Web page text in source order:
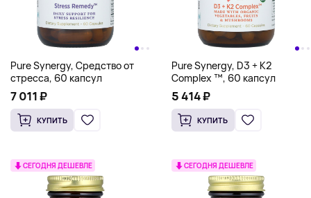
Pure Synergy, Средство от
стресса, 60 капсул
7 011 ₽
КУПИТЬ
Pure Synergy, D3 + K2
Complex ™, 60 капсул
5 414 ₽
КУПИТЬ
СЕГОДНЯ ДЕШЕВЛЕ СЕГОДНЯ ДЕШЕВЛЕ